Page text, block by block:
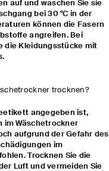
auf und waschen Sie sie
bei 30 °C in der
können die Fasern
angreifen. Bei
die Kleidungsstücke mit
trocknen?
angegeben ist,
im Wäschetrockner
aufgrund der Gefahr des
im
Trocknen Sie die
Luft und vermeiden Sie